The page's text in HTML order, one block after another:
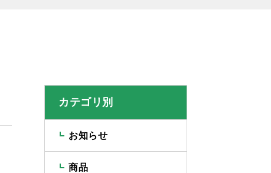
カテゴリ別
お知らせ
商品